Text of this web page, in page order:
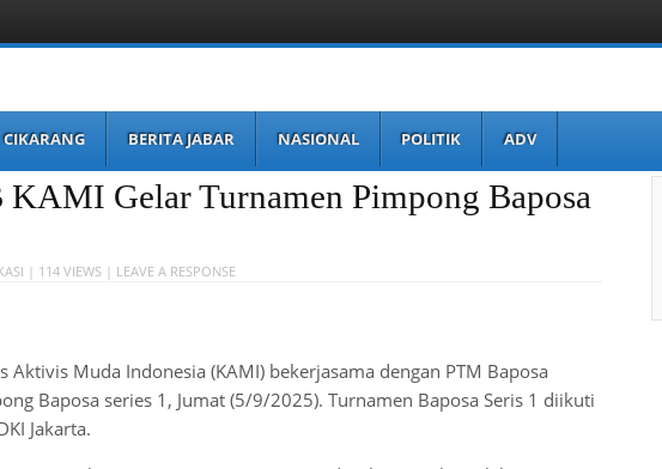
CIKARANG BERITA JABAR NASIONAL POLITIK ADV
Gelar Turnamen Pimpong Baposa
| 114 VIEWS | LEAVE A RESPONSE
Aktivis Muda Indonesia (KAMI) bekerjasama dengan PTM Baposa
Baposa series 1, Jumat (5/9/2025). Turnamen Baposa Seris 1 diikuti
Jakarta.